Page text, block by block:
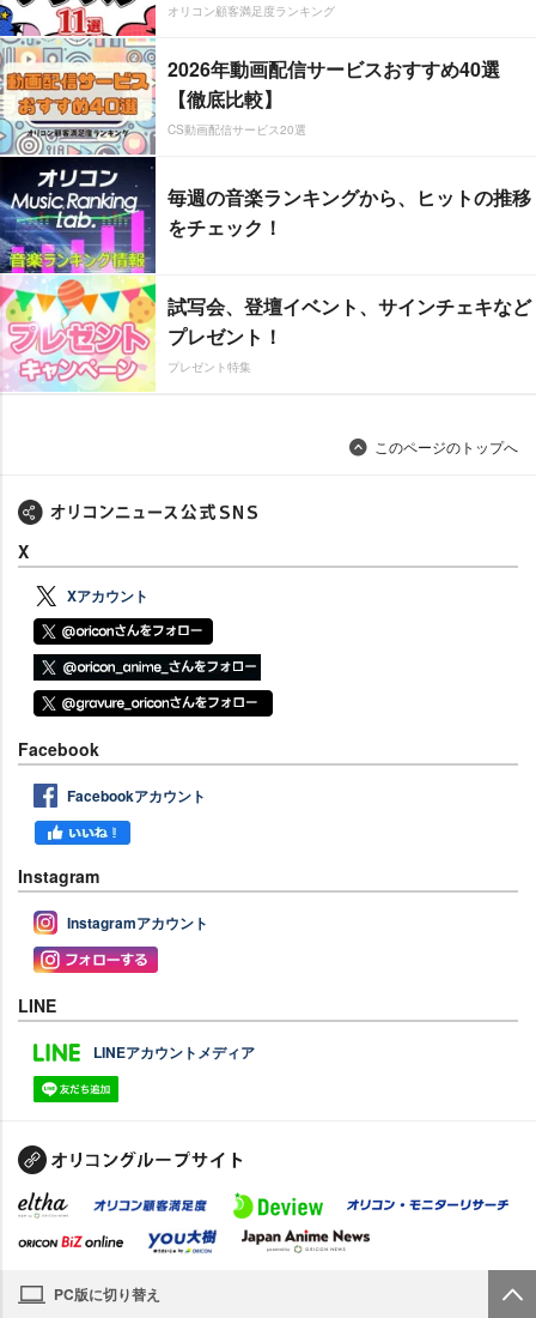
オリコン顧客満足度ランキング
2026年動画配信サービスおすすめ40選
【徹底比較】
CS動画配信サービス20選
毎週の音楽ランキングから、ヒットの推移
をチェック！
試写会、登壇イベント、サインチェキなど
プレゼント！
プレゼント特集
このページのトップへ
X
Xアカウント
Facebook
Facebookアカウント
Instagram
Instagramアカウント
LINE
LINEアカウントメディア
PC版に切り替え